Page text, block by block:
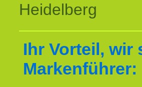
Heidelberg
Ihr Vorteil, wir
Markenführer: